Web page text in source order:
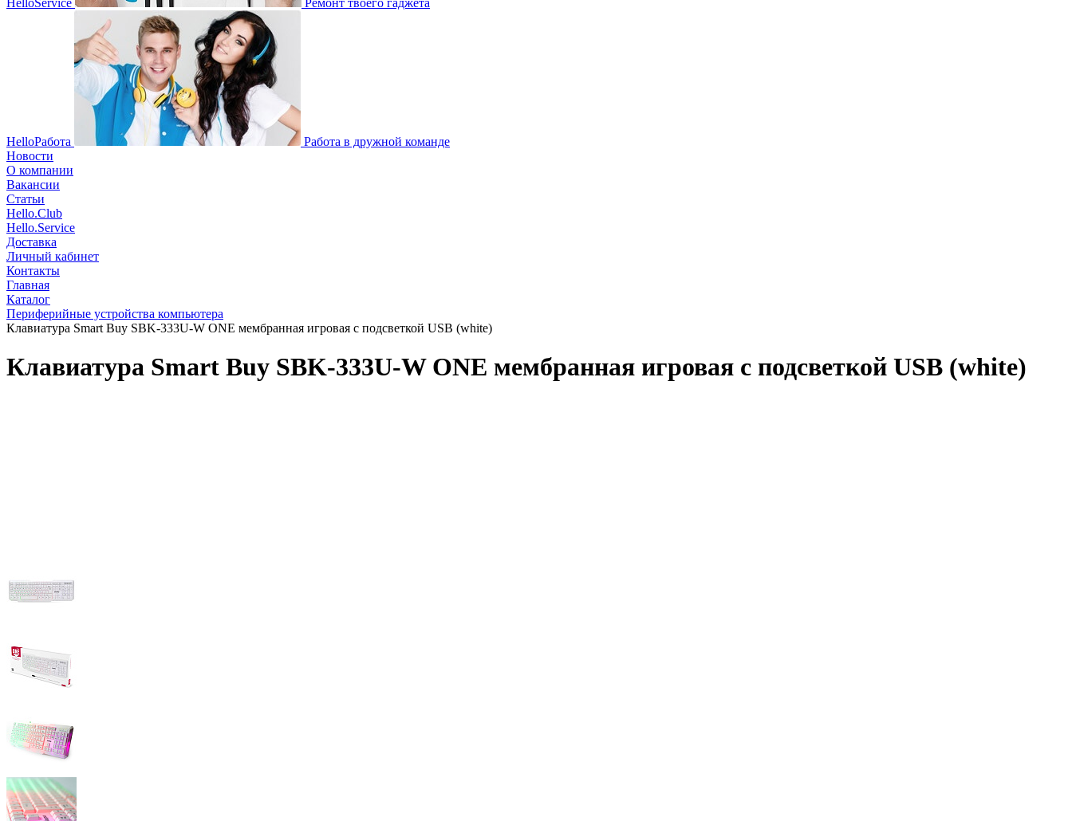
HelloService Ремонт твоего гаджета
HelloРабота
Работа в дружной команде
Новости
О компании
Вакансии
Статьи
Hello.Club
Hello.Service
Доставка
Личный кабинет
Контакты
Главная
Каталог
Периферийные устройства компьютера
Клавиатура Smart Buy SBK-333U-W ONE мембранная игровая с подсветкой USB (white)
Клавиатура Smart Buy SBK-333U-W ONE мембранная игровая с подсветкой USB (white)